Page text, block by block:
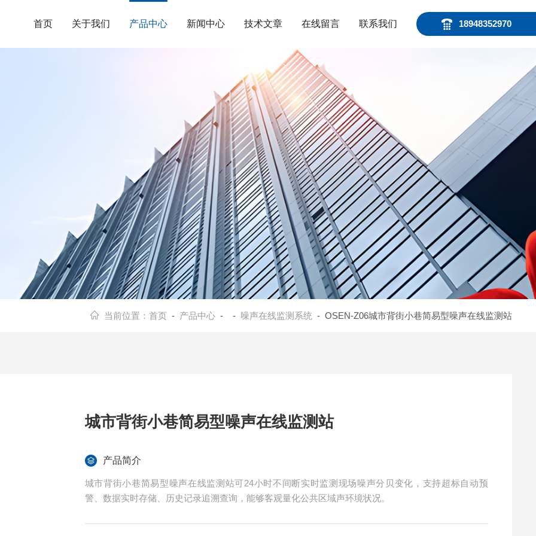
18948352970
首页 关于我们 产品中心 新闻中心 技术文章 在线留言 联系我们
当前位置： 首页 - 产品中心- - 噪声在线监测系统 - OSEN-Z06城市背街小巷简易型噪声在线监测站
城市背街小巷简易型噪声在线监测站
产品简介
城市背街小巷简易型噪声在线监测站可24小时不间断实时监测现场噪声分贝变化，支持超标自动预
警、数据实时存储、历史记录追溯查询，能够客观量化公共区域声环境状况。